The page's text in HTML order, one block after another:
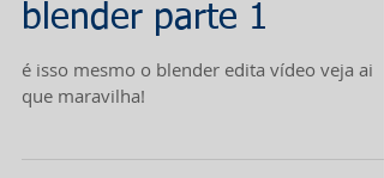
blender parte 1
é isso mesmo o blender edita vídeo veja ai
que maravilha!